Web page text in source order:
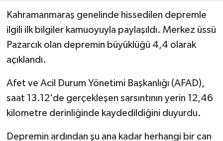
Kahramanmaraş genelinde hissedilen depremle
ilgili ilk bilgiler kamuoyuyla paylaşıldı. Merkez üssü
Pazarcık olan depremin büyüklüğü 4,4 olarak
açıklandı.
Afet ve Acil Durum Yönetimi Başkanlığı (AFAD),
saat 13.12'de gerçekleşen sarsıntının yerin 12,46
kilometre derinliğinde kaydedildiğini duyurdu.
Depremin ardından şu ana kadar herhangi bir can
Son Dakika
Spor